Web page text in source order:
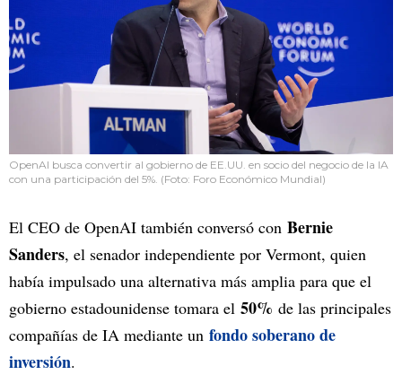
OpenAI busca convertir al gobierno de EE.UU. en socio del negocio de la IA
con una participación del 5%. (Foto: Foro Económico Mundial)
El CEO de OpenAI también conversó con Bernie
Sanders, el senador independiente por Vermont, quien
había impulsado una alternativa más amplia para que el
gobierno estadounidense tomara el 50% de las principales
compañías de IA mediante un fondo soberano de
inversión.